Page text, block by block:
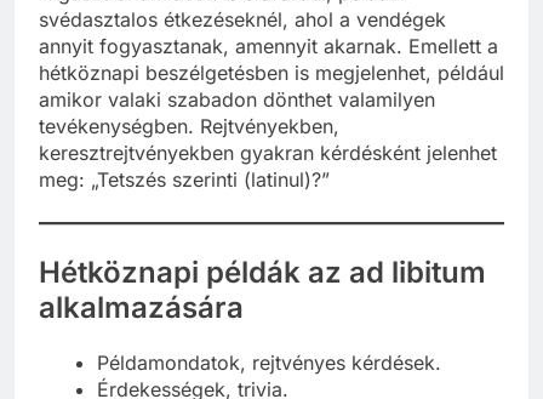
A gasztronómiában is előfordul, például
svédasztalos étkezéseknél, ahol a vendégek
annyit fogyasztanak, amennyit akarnak. Emellett a
hétköznapi beszélgetésben is megjelenhet, például
amikor valaki szabadon dönthet valamilyen
tevékenységben. Rejtvényekben,
keresztrejtvényekben gyakran kérdésként jelenhet
Hétköznapi példák az ad libitum
alkalmazására
Példamondatok, rejtvényes kérdések.